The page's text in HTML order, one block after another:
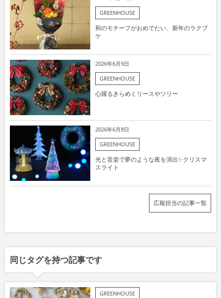
GREENHOUSE
和のモチーフがおめでたい、新年のラクブ
ケ
2026年6月9日
GREENHOUSE
心躍るきらめくリースやツリー
2026年6月8日
GREENHOUSE
光と音楽で夢のような夜を演出✨クリスマ
スライト
広報担当の記事一覧
同じタグを持つ記事です
GREENHOUSE